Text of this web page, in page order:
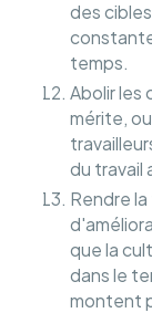
des
temps.
Abolir les
mérite,
du travail
Rendre
que la
dans le
montent